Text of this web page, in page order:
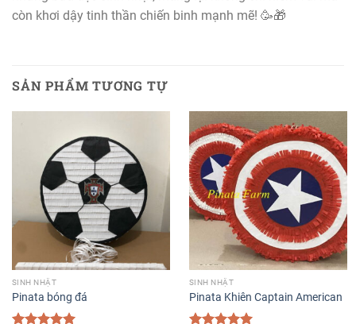
còn khơi dậy tinh thần chiến binh mạnh mẽ! 🥳🎁
SẢN PHẨM TƯƠNG TỰ
SINH NHẬT
Pinata bóng đá
SINH NHẬT
Pinata Khiên Captain American